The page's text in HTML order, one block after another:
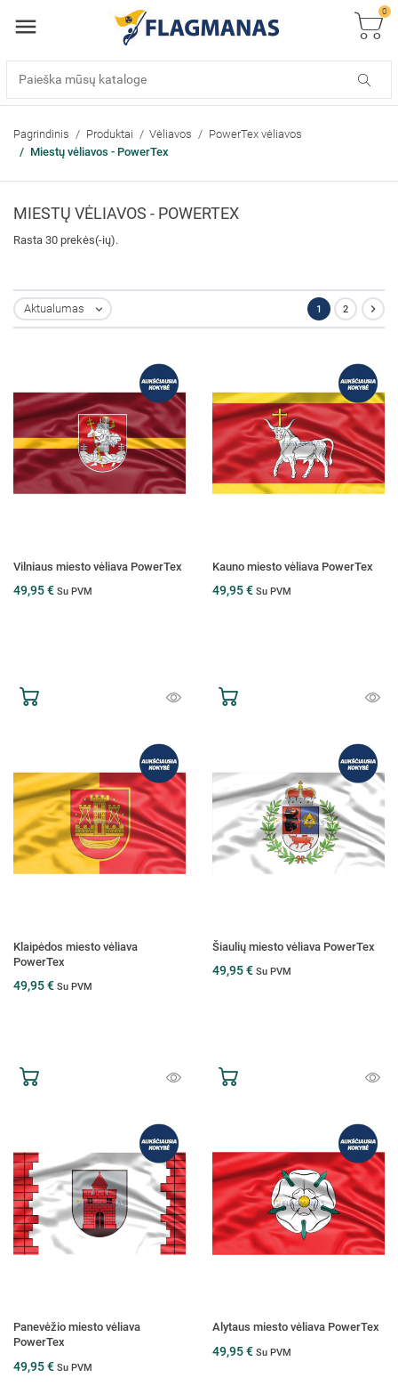
0
Pagrindinis Produktai Vėliavos
PowerTex vėliavos
Miestų vėliavos - PowerTex
MIESTŲ VĖLIAVOS - POWERTEX
Rasta 30 prekės(-ių).
Aktualumas  1 2 
Vilniaus miesto vėliava PowerTex
49,95 € Su PVM
Kauno miesto vėliava PowerTex
49,95 € Su PVM
Klaipėdos miesto vėliava
PowerTex
49,95 € Su PVM
Šiaulių miesto vėliava PowerTex
49,95 € Su PVM
Panevėžio miesto vėliava
PowerTex
49,95 € Su PVM
Alytaus miesto vėliava PowerTex
49,95 € Su PVM